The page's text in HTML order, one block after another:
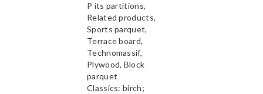
P its partitions,
Related products,
Sports parquet,
Terrace board,
Technomassif,
Plywood, Block
parquet
Classics: birch;